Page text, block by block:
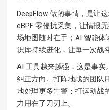
DeepFlow 做的事情，是让
eBPF 零侵扰采集，让情报
场地图随时在手；AI 智能体
识库持续进化，让每一次战
AI 工具越来越强，这是事
纠正方向。打阵地战的团队
地处理更多告警；打运动战
力用在了刀刃上。